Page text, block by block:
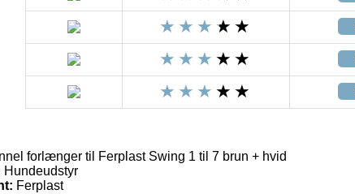
forlænger til Ferplast Swing 1 til 7 brun + hvid
Hundeudstyr
Ferplast